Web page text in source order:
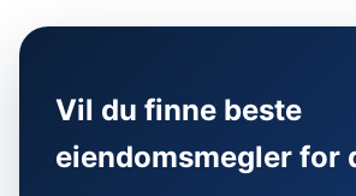
Vil du finne beste
eiendomsmegler for